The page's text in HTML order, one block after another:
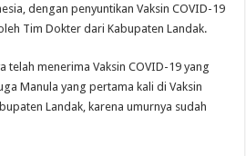
dengan penyuntikan Vaksin COVID-19
Tim Dokter dari Kabupaten Landak.
telah menerima Vaksin COVID-19 yang
Manula yang pertama kali di Vaksin
Landak, karena umurnya sudah